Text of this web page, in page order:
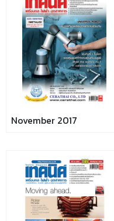
November 2017